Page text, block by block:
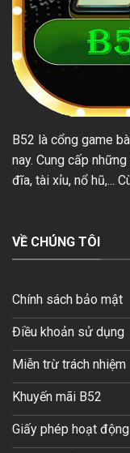
B52 là cổng game
nay. Cung cấp
đĩa, tài xỉu, nổ hũ,...
VỀ CHÚNG TÔI
Chính sách bảo mật
Điều khoản sử dụng
Miễn trừ trách nhiệm
Khuyến mãi B52
Giấy phép hoạt động